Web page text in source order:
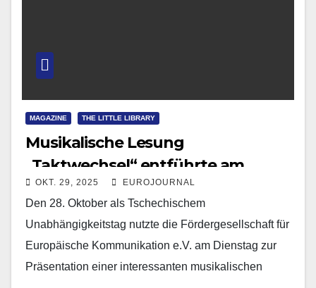
MAGAZINE THE LITTLE LIBRARY
Musikalische Lesung
„Taktwechsel“ entführte am
Tschechischen
Unabhängigkeitstag in die jüngere
deutsch-tschechische Geschichte
OKT. 29, 2025 EUROJOURNAL
Den 28. Oktober als Tschechischem
Unabhängigkeitstag nutzte die Fördergesellschaft für
Europäische Kommunikation e.V. am Dienstag zur
Präsentation einer interessanten musikalischen